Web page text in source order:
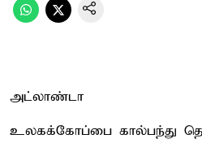
அட்லாண்டா
உலகக்கோப்பை கால்பந்து